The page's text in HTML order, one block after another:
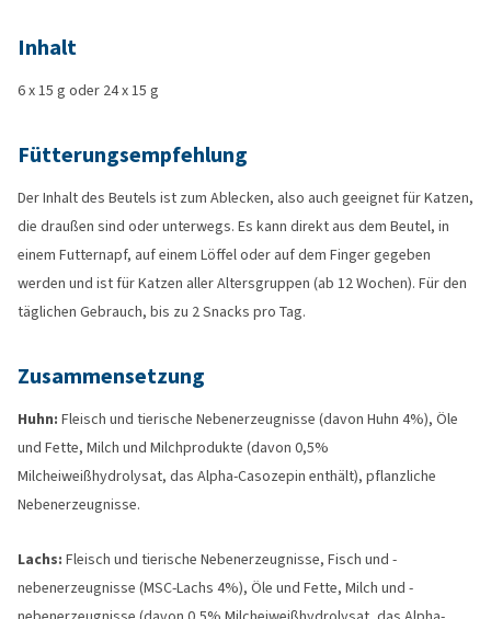
Inhalt
6 x 15 g oder 24 x 15 g
Fütterungsempfehlung
Der Inhalt des Beutels ist zum Ablecken, also auch geeignet für Katzen,
die draußen sind oder unterwegs. Es kann direkt aus dem Beutel, in
einem Futternapf, auf einem Löffel oder auf dem Finger gegeben
werden und ist für Katzen aller Altersgruppen (ab 12 Wochen). Für den
täglichen Gebrauch, bis zu 2 Snacks pro Tag.
Zusammensetzung
Huhn: Fleisch und tierische Nebenerzeugnisse (davon Huhn 4%), Öle
und Fette, Milch und Milchprodukte (davon 0,5%
Milcheiweißhydrolysat, das Alpha-Casozepin enthält), pflanzliche
Nebenerzeugnisse.
Lachs: Fleisch und tierische Nebenerzeugnisse, Fisch und -
nebenerzeugnisse (MSC-Lachs 4%), Öle und Fette, Milch und -